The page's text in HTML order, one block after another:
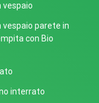
vespaio
vespaio parete in
con Bio
interrato